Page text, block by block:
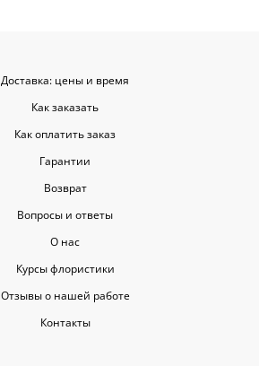
Доставка: цены и время
Как заказать
Как оплатить заказ
Гарантии
Возврат
Вопросы и ответы
О нас
Курсы флористики
Отзывы о нашей работе
Контакты